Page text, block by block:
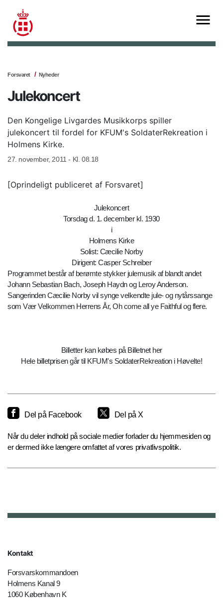
Forsvaret Nyheder
Julekoncert
Den Kongelige Livgardes Musikkorps spiller
julekoncert til fordel for KFUM's SoldaterRekreation i
Holmens Kirke.
27. november, 2011 - Kl. 08.18
[Oprindeligt publiceret af Forsvaret]
Julekoncert
Torsdag d. 1. december kl. 1930
i
Holmens Kirke
Solist: Cæcilie Norby
Dirigent: Casper Schreiber
Programmet består af berømte stykker julemusik af blandt andet
Johann Sebastian Bach, Joseph Haydn og Leroy Anderson.
Sangerinden Cæcilie Norby vil synge velkendte jule- og nytårssange
som Vær Velkommen Herrens År, Oh come all ye Faithful og flere.
Billetter kan købes på Billetnet her
Hele billetprisen går til KFUM's SoldaterRekreation i Høvelte!
Del på Facebook Del på X
Når du deler indhold på sociale medier forlader du hjemmesiden og
er dermed ikke længere omfattet af vores privatlivspolitik.
Kontakt
Forsvarskommandoen
Holmens Kanal 9
1060 København K